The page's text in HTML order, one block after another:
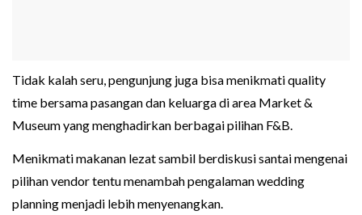
Tidak kalah seru, pengunjung juga bisa menikmati quality
time bersama pasangan dan keluarga di area Market &
Museum yang menghadirkan berbagai pilihan F&B.
Menikmati makanan lezat sambil berdiskusi santai mengenai
pilihan vendor tentu menambah pengalaman wedding
planning menjadi lebih menyenangkan.